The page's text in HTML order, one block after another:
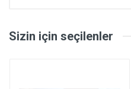
Sizin için seçilenler